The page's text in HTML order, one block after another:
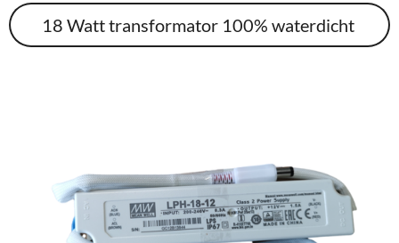
18 Watt transformator 100% waterdicht